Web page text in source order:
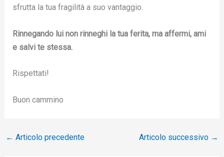
sfrutta la tua fragilità a suo vantaggio.
Rinnegando lui non rinneghi la tua ferita, ma affermi, ami
e salvi te stessa.
Rispettati!
Buon cammino
← Articolo precedente Articolo successivo →